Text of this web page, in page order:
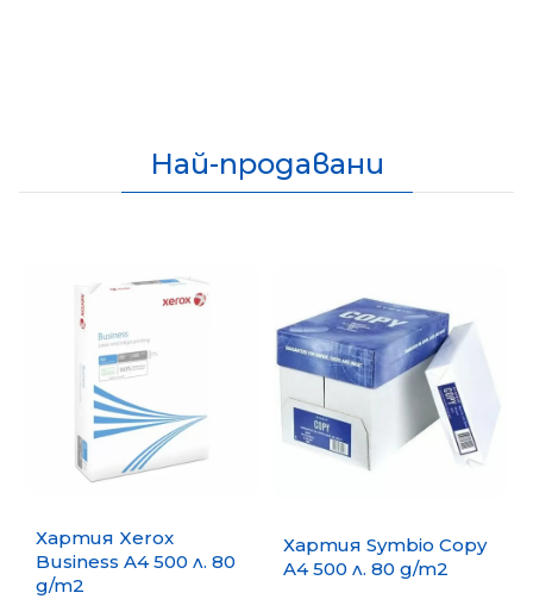
Най-продавани
Хартия Xerox
Business A4 500 л. 80
g/m2
Хартия Symbio Copy
A4 500 л. 80 g/m2